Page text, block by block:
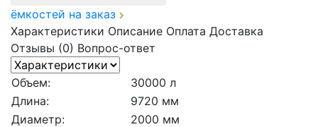
ёмкостей на заказ
Характеристики Описание Оплата Доставка
Отзывы (0) Вопрос-ответ
Объем:
30000 л
Длина:
9720 мм
Диаметр:
2000 мм